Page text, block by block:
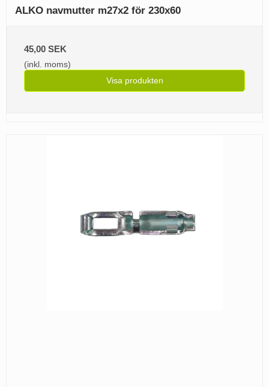
ALKO navmutter m27x2 för 230x60
45,00 SEK
(inkl. moms)
Visa produkten